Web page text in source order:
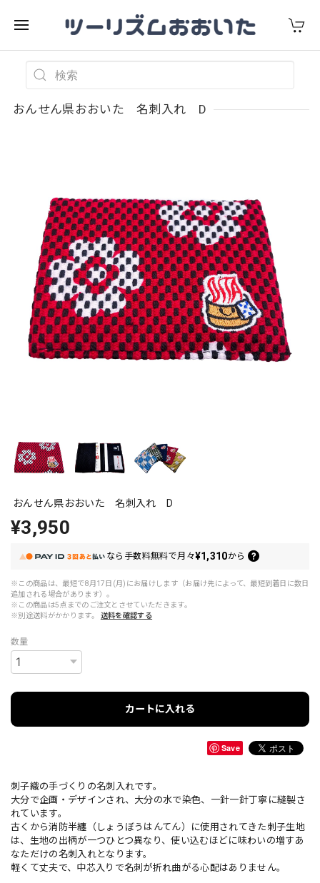
おんせん県おおいた 名刺入れ D
おんせん県おおいた 名刺入れ D
¥3,950
なら 手数料無料で月々¥1,310から
※この商品は、最短で8月17日(月)にお届けします（お届け先によって、最短到着日に数日
追加される場合があります）。
※この商品は5点までのご注文とさせていただきます。
※別途送料がかかります。
送料を確認する
数量
カートに入れる
Save
刺子織の手づくりの名刺入れです。
大分で企画・デザインされ、大分の水で染色、一針一針丁寧に縫製さ
れています。
古くから消防半纏（しょうぼうはんてん）に使用されてきた刺子生地
は、生地の出柄が一つひとつ異なり、使い込むほどに味わいの増すあ
なただけの名刺入れとなります。
軽くて丈夫で、中芯入りで名刺が折れ曲がる心配はありません。